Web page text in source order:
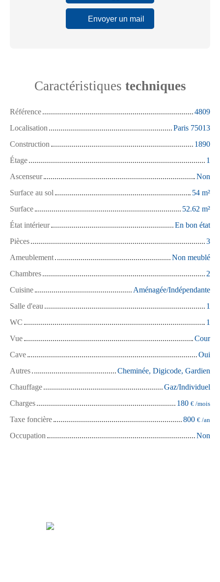
Envoyer un mail
Caractéristiques techniques
Référence
4809
Localisation
Paris 75013
Construction
1890
Étage
1
Ascenseur
Non
Surface au sol
54 m²
Surface
52.62 m²
État intérieur
En bon état
Pièces
3
Ameublement
Non meublé
Chambres
2
Cuisine
Aménagée/Indépendante
Salle d'eau
1
WC
1
Vue
Cour
Cave
Oui
Autres
Cheminée, Digicode, Gardien
Chauffage
Gaz/Individuel
Charges
180 € /mois
Taxe foncière 800 € /an
Occupation Non